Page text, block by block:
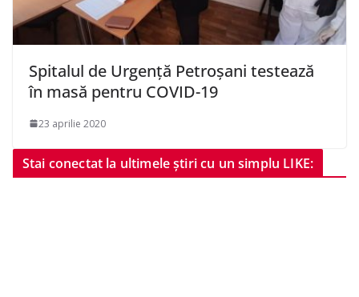
Spitalul de Urgență Petroșani testează
în masă pentru COVID-19
23 aprilie 2020
Stai conectat la ultimele știri cu un simplu LIKE: